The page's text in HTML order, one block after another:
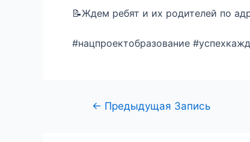
📝Ждем ребят и их родителей по
#нацпроектобразование
← Предыдущая Запись